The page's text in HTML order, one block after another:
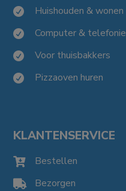
 Huishouden & wonen
 Computer & telefonie
 Voor thuisbakkers
 Pizzaoven huren
KLANTENSERVICE
 Bestellen
 Bezorgen